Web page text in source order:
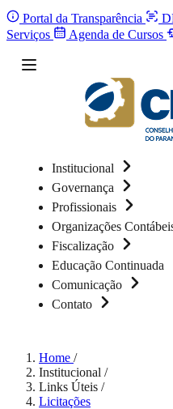
Portal da Transparência
Serviços
Agenda de Cursos
Institucional
Governança
Profissionais
Organizações
Fiscalização
Educação Continuada
Comunicação
Contato
Home /
Institucional /
Links Úteis /
Licitações